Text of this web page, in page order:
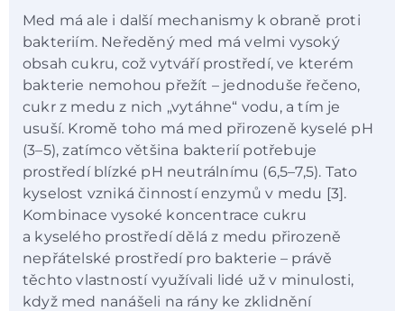
Med má ale i další mechanismy k obraně proti
bakteriím. Neředěný med má velmi vysoký
obsah cukru, což vytváří prostředí, ve kterém
bakterie nemohou přežít – jednoduše řečeno,
cukr z medu z nich „vytáhne“ vodu, a tím je
usuší. Kromě toho má med přirozeně kyselé pH
(3–5), zatímco většina bakterií potřebuje
prostředí blízké pH neutrálnímu (6,5–7,5). Tato
kyselost vzniká činností enzymů v medu [3].
Kombinace vysoké koncentrace cukru
a kyselého prostředí dělá z medu přirozeně
nepřátelské prostředí pro bakterie – právě
těchto vlastností využívali lidé už v minulosti,
když med nanášeli na rány ke zklidnění